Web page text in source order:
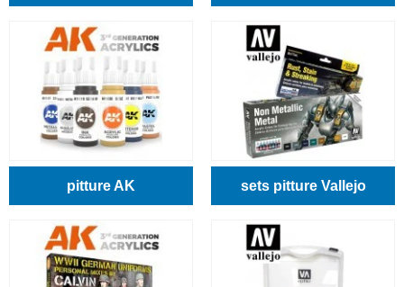
pitture AK sets pitture Vallejo